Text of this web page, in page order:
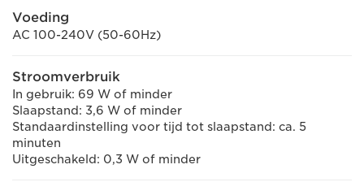
Voeding
AC 100-240V (50-60Hz)
Stroomverbruik
In gebruik: 69 W of minder
Slaapstand: 3,6 W of minder
Standaardinstelling voor tijd tot slaapstand: ca. 5
minuten
Uitgeschakeld: 0,3 W of minder